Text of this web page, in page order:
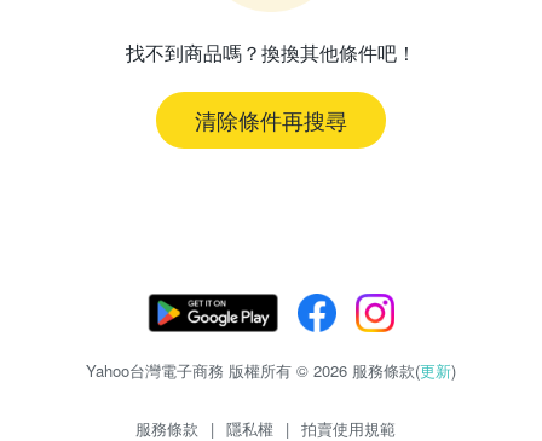
找不到商品嗎？換換其他條件吧！
清除條件再搜尋
Yahoo台灣電子商務 版權所有 © 2026 服務條款(更新)
服務條款 | 隱私權 | 拍賣使用規範